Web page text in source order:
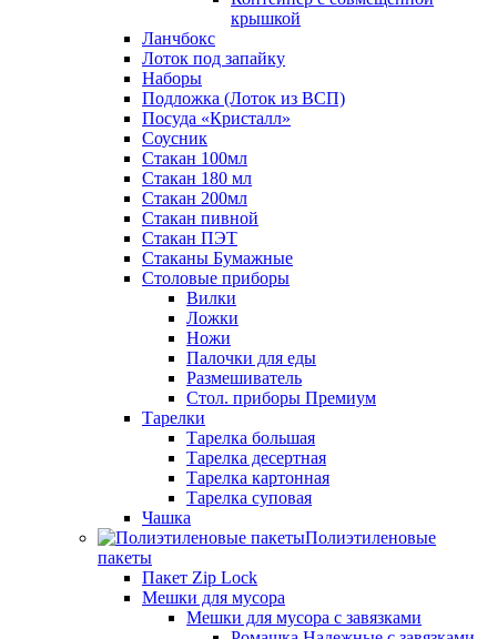
крышкой
Ланчбокс
Лоток под запайку
Наборы
Подложка (Лоток из ВСП)
Посуда «Кристалл»
Соусник
Стакан 100мл
Стакан 180 мл
Стакан 200мл
Стакан пивной
Стакан ПЭТ
Стаканы Бумажные
Столовые приборы
Вилки
Ложки
Ножи
Палочки для еды
Размешиватель
Стол. приборы Премиум
Тарелки
Тарелка большая
Тарелка десертная
Тарелка картонная
Тарелка суповая
Чашка
Полиэтиленовые
пакеты
Пакет Zip Lock
Мешки для мусора
Мешки для мусора с завязками